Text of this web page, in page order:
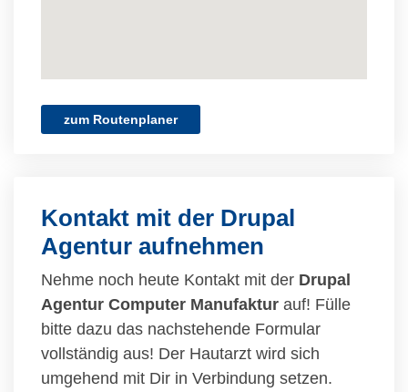
zum Routenplaner
Kontakt mit der Drupal
Agentur aufnehmen
Nehme noch heute Kontakt mit der Drupal
Agentur Computer Manufaktur auf! Fülle
bitte dazu das nachstehende Formular
vollständig aus! Der Hautarzt wird sich
umgehend mit Dir in Verbindung setzen.